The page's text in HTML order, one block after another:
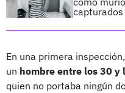
capturados
En una primera
un hombre entre los 30 y
quien no portaba ningún